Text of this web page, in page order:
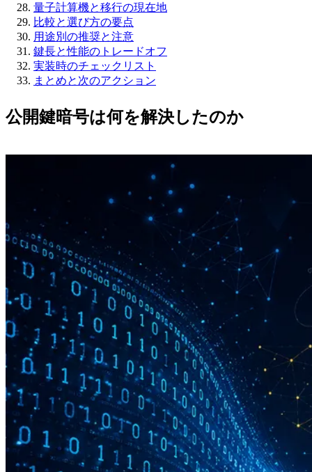
量子計算機と移行の現在地
比較と選び方の要点
用途別の推奨と注意
鍵長と性能のトレードオフ
実装時のチェックリスト
まとめと次のアクション
公開鍵暗号は何を解決したのか